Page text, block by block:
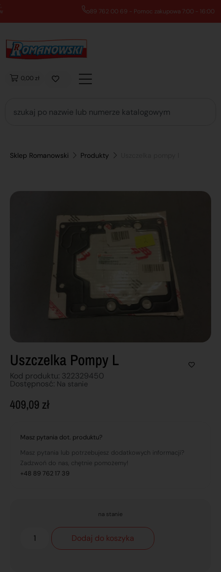
89 762 00 69 - Pomoc zakupowa 7:00 - 16:00
0,00 zł
Sklep Romanowski Produkty
Uszczelka Pompy L
Kod produktu: 322329450
Dostępnosć: Na stanie
409,09 zł
Masz pytania dot. produktu?
Masz pytania lub potrzebujesz dodatkowych informacji?
Zadzwoń do nas, chętnie pomożemy!
+48 89 762 17 39
na stanie
Dodaj do koszyka